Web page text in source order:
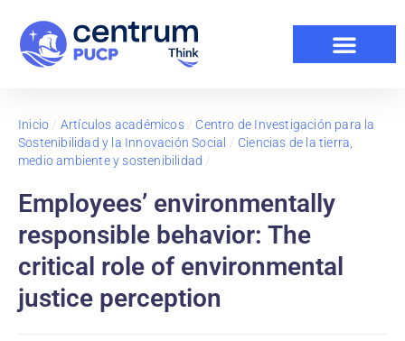
Inicio / Artículos académicos/ Centro de Investigación para la
Sostenibilidad y la Innovación Social / Ciencias de la tierra,
medio ambiente y sostenibilidad /
Employees’ environmentally
responsible behavior: The
critical role of environmental
justice perception